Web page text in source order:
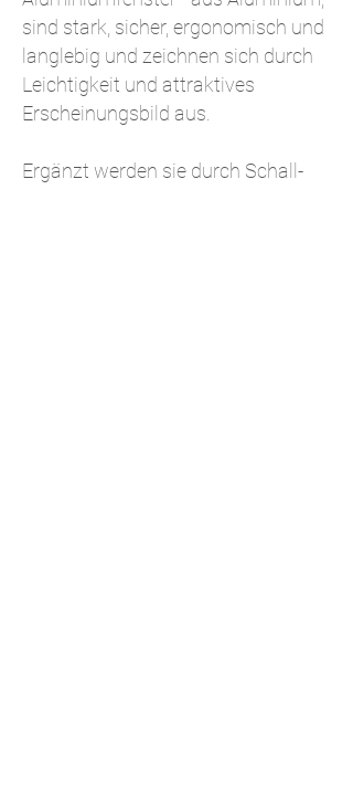
sind stark, sicher, ergonomisch und
langlebig und zeichnen sich durch
Leichtigkeit und attraktives
Erscheinungsbild aus.
Ergänzt werden sie durch Schall-